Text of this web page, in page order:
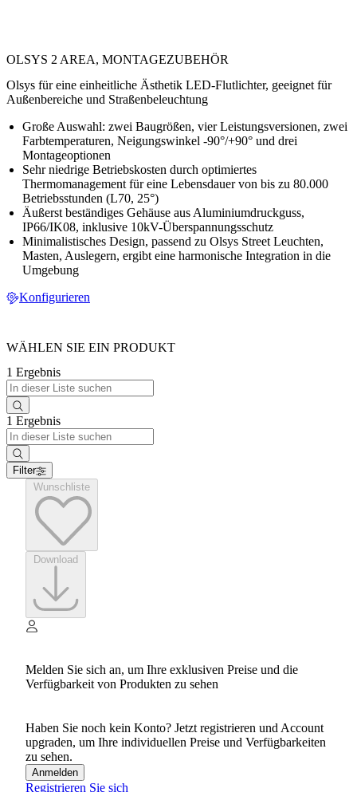
OLSYS 2 AREA, MONTAGEZUBEHÖR
Olsys für eine einheitliche Ästhetik LED-Flutlichter, geeignet für
Außenbereiche und Straßenbeleuchtung
Große Auswahl: zwei Baugrößen, vier Leistungsversionen, zwei
Farbtemperaturen, Neigungswinkel -90°/+90° und drei
Montageoptionen
Sehr niedrige Betriebskosten durch optimiertes
Thermomanagement für eine Lebensdauer von bis zu 80.000
Betriebsstunden (L70, 25°)
Äußerst beständiges Gehäuse aus Aluminiumdruckguss,
IP66/IK08, inklusive 10kV-Überspannungsschutz
Minimalistisches Design, passend zu Olsys Street Leuchten,
Masten, Auslegern, ergibt eine harmonische Integration in die
Umgebung
Konfigurieren
WÄHLEN SIE EIN PRODUKT
1 Ergebnis
1 Ergebnis
Filter
Melden Sie sich an, um Ihre exklusiven Preise und die
Verfügbarkeit von Produkten zu sehen
Haben Sie noch kein Konto? Jetzt registrieren und Account
upgraden, um Ihre individuellen Preise und Verfügbarkeiten
zu sehen.
Anmelden
Registrieren Sie sich